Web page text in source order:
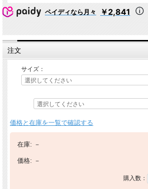
ペイディなら月々 ￥2,841
注文
サイズ：
価格と在庫を一覧で確認する
在庫: －
価格: －
購入数：